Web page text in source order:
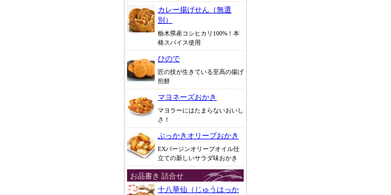
カレー揚げせん（無選
別）
栃木県産コシヒカリ100%！本
格スパイス使用
ひので
匠の技が生きている至高の揚げ
煎餅
マヨネーズおかき
マヨラーにはたまらないおいし
さ！
ぶっかきオリーブおかき
EXバージンオリーブオイル仕
立ての新しいサラダ味おかき
お品書き 詰合せ
十八華仙（じゅうはっか